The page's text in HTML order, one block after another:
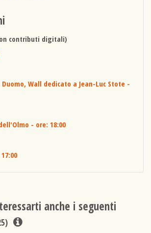
contributi digitali)
Wall dedicato a Jean-Luc Stote -
- ore: 18:00
anche i seguenti